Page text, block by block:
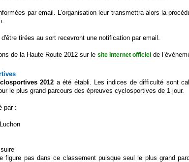
par email. L’organisation leur transmettra alors la
tirées au sort recevront une notification par email.
de la Haute Route 2012 sur le site Internet officielde
2012 a été établi. Les indices de difficulté sont
le plus grand parcours des épreuves cyclosportives de 1 jour.
par :
figure pas dans ce classement puisque seul le plus grand